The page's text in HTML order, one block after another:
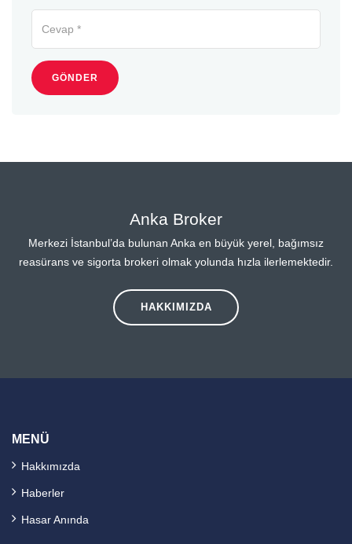
GÖNDER
Anka Broker
Merkezi İstanbul’da bulunan Anka en büyük yerel, bağımsız
reasürans ve sigorta brokeri olmak yolunda hızla ilerlemektedir.
HAKKIMIZDA
MENÜ
Hakkımızda
Haberler
Hasar Anında